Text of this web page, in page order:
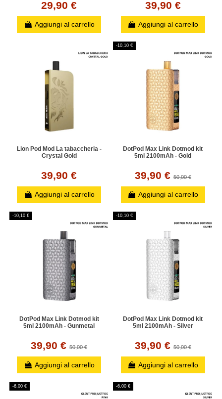
29,90 €
Aggiungi al carrello
39,90 €
Aggiungi al carrello
Lion Pod Mod La tabaccheria -
Crystal Gold
39,90 €
Aggiungi al carrello
-10,10 €
DotPod Max Link Dotmod kit
5ml 2100mAh - Gold
39,90 € 50,00 €
Aggiungi al carrello
-10,10 €
DotPod Max Link Dotmod kit
5ml 2100mAh - Gunmetal
39,90 €50,00 €
Aggiungi al carrello
-10,10 €
DotPod Max Link Dotmod kit
5ml 2100mAh - Silver
39,90 € 50,00 €
Aggiungi al carrello
-6,00 € -6,00 €